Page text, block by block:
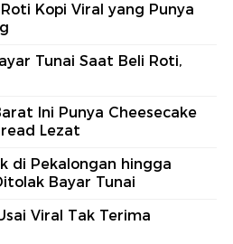
Kopi Viral yang Punya
Tunai Saat Beli Roti,
Ini Punya Cheesecake
Lezat
di Pekalongan hingga
Bayar Tunai
Viral Tak Terima